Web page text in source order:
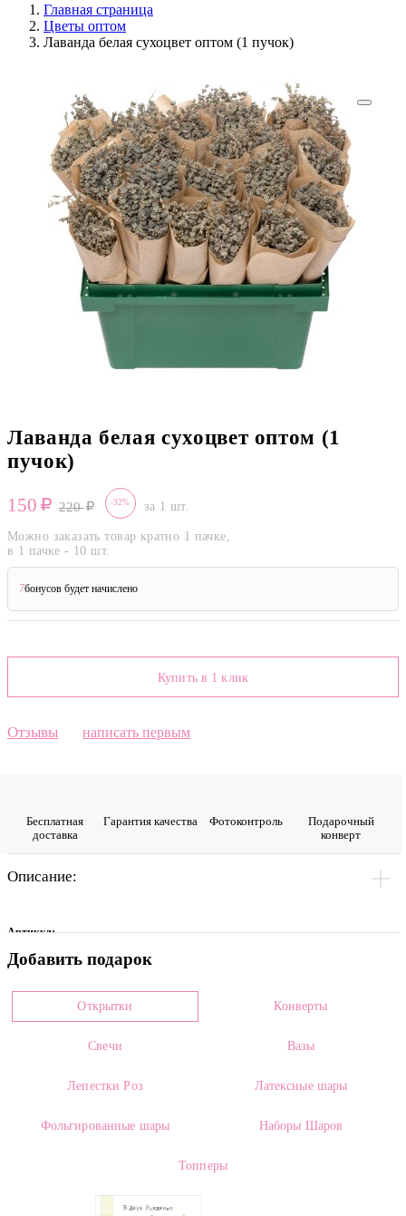
Главная страница
Цветы оптом
Лаванда белая сухоцвет оптом (1 пучок)
Лаванда белая сухоцвет оптом (1
пучок)
150 220 -32% за 1 шт.
Можно заказать товар кратно 1 пачке,
в 1 пачке - 10 шт.
7бонусов будет начислено
Купить в 1 клик
Отзывы написать первым
Бесплатная
доставка
Гарантия качества Фото­контроль
Подарочный
конверт
Описание:
Артикул:
0017065
Цвет
Белый
40.00 см Ширина:
Категории:
Добавить подарок
Открытки Конверты
Свечи Вазы
Лепестки Роз Латексные шары
Фольгированные шары Наборы Шаров
Топперы